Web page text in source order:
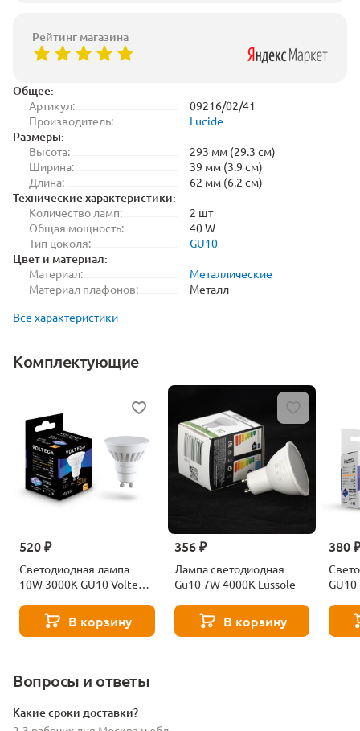
Общее:
Артикул:
09216/02/41
Производитель:
Lucide
Размеры:
Высота:
293 мм (29.3 см)
Ширина:
39 мм (3.9 см)
Длина:
62 мм (6.2 см)
Технические характеристики:
Количество ламп:
2 шт
Общая мощность:
40 W
Тип цоколя:
GU10
Цвет и материал:
Материал:
Металлические
Материал плафонов:
Металл
Все характеристики
Комплектующие
520 ₽
Светодиодная лампа
10W 3000K GU10 Voltega
В корзину
356 ₽
Лампа светодиодная
Gu10 7W 4000K Lussole
В корзину
380
Вопросы и ответы
Какие сроки доставки?
Рейтинг магазина